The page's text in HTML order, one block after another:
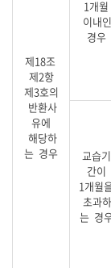
제18조
제2항
제3호의
반환사
유에
해당하
는 경우
1개월
이내인
경우
교습기
간이
1개월
초과하
는 경